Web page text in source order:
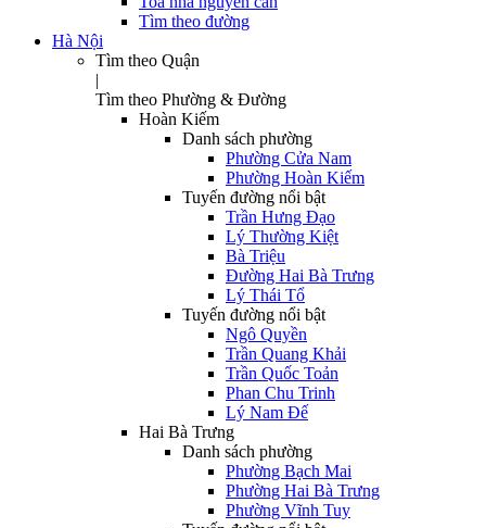
Tìm theo đường
Hà Nội
Tìm theo Quận
|
Tìm theo Phường & Đường
Hoàn Kiếm
Danh sách phường
Phường Cửa Nam
Phường Hoàn Kiếm
Tuyến đường nổi bật
Trần Hưng Đạo
Lý Thường Kiệt
Bà Triệu
Đường Hai Bà Trưng
Lý Thái Tổ
Tuyến đường nổi bật
Ngô Quyền
Trần Quang Khải
Trần Quốc Toản
Phan Chu Trinh
Lý Nam Đế
Hai Bà Trưng
Danh sách phường
Phường Bạch Mai
Phường Hai Bà Trưng
Phường Vĩnh Tuy